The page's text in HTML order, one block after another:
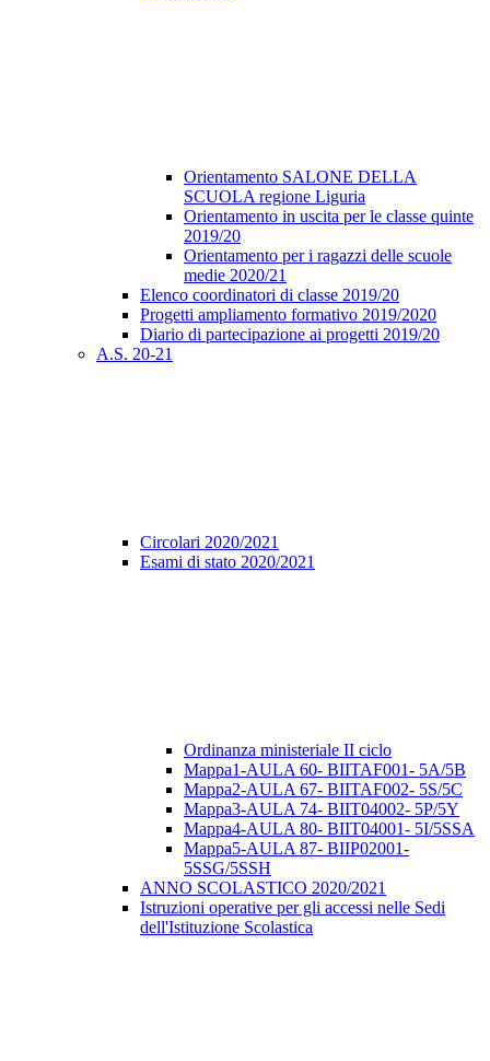
Orientamento SALONE DELLA
SCUOLA regione Liguria
Orientamento in uscita per le classe quinte
2019/20
Orientamento per i ragazzi delle scuole
medie 2020/21
Elenco coordinatori di classe 2019/20
Progetti ampliamento formativo 2019/2020
Diario di partecipazione ai progetti 2019/20
A.S. 20-21
Circolari 2020/2021
Esami di stato 2020/2021
Ordinanza ministeriale II ciclo
Mappa1-AULA 60- BIITAF001- 5A/5B
Mappa2-AULA 67- BIITAF002- 5S/5C
Mappa3-AULA 74- BIIT04002- 5P/5Y
Mappa4-AULA 80- BIIT04001- 5I/5SSA
Mappa5-AULA 87- BIIP02001-
5SSG/5SSH
ANNO SCOLASTICO 2020/2021
Istruzioni operative per gli accessi nelle Sedi
dell'Istituzione Scolastica